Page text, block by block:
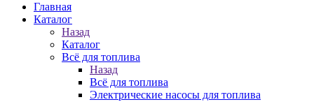
Главная
Каталог
Назад
Каталог
Всё для топлива
Назад
Всё для топлива
Электрические насосы для топлива